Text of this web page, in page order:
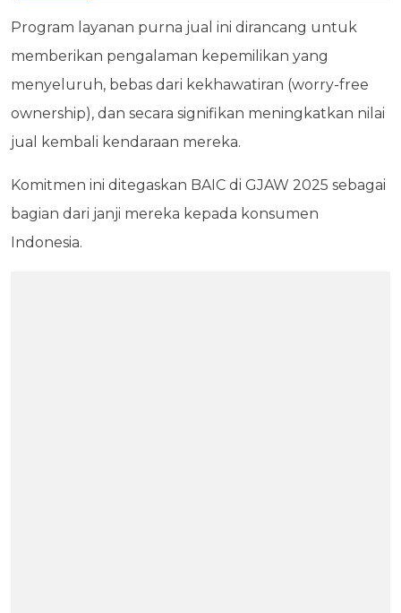
Program layanan purna jual ini dirancang untuk
memberikan pengalaman kepemilikan yang
menyeluruh, bebas dari kekhawatiran (worry-free
ownership), dan secara signifikan meningkatkan nilai
jual kembali kendaraan mereka.
Komitmen ini ditegaskan BAIC di GJAW 2025 sebagai
bagian dari janji mereka kepada konsumen
Indonesia.